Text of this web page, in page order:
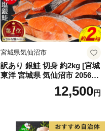
宮城県気仙沼市
訳あり 銀鮭 切身 約2kg [宮城
東洋 宮城県 気仙沼市 205649
91] 鮭 魚介類 海鮮 訳アリ 規
格外 不揃い さけ サケ 鮭切身
切り身 魚 わけあり
12,500円